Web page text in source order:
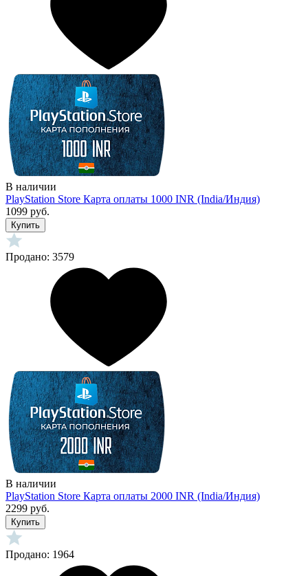
В наличии
PlayStation Store Карта оплаты 1000 INR (India/Индия)
1099 руб.
Купить
Продано: 3579
В наличии
PlayStation Store Карта оплаты 2000 INR (India/Индия)
2299 руб.
Купить
Продано: 1964